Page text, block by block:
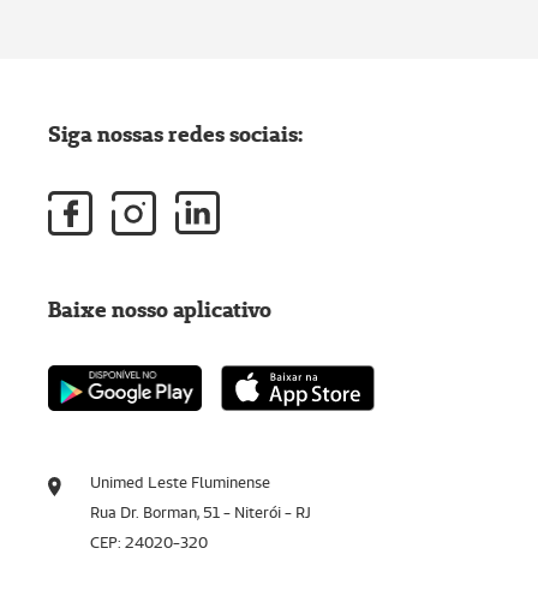
Unimed Leste Fluminense
Rua Dr. Borman, 51 - Niterói - RJ
CEP: 24020-320
Siga nossas redes sociais:
Baixe nosso aplicativo